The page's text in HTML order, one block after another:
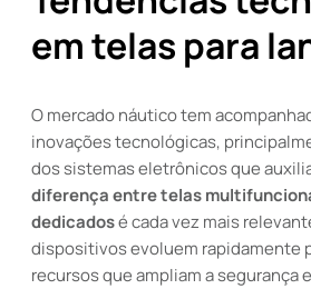
em telas para
O mercado náutico tem
inovações tecnológicas,
dos sistemas eletrônicos que
diferença entre telas
dedicadosé cada vez mais
dispositivos evoluem rapidamente
recursos que ampliam a segurança